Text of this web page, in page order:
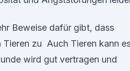
Beweise dafür gibt, dass
Tieren zu Auch Tieren kann
wird gut vertragen und